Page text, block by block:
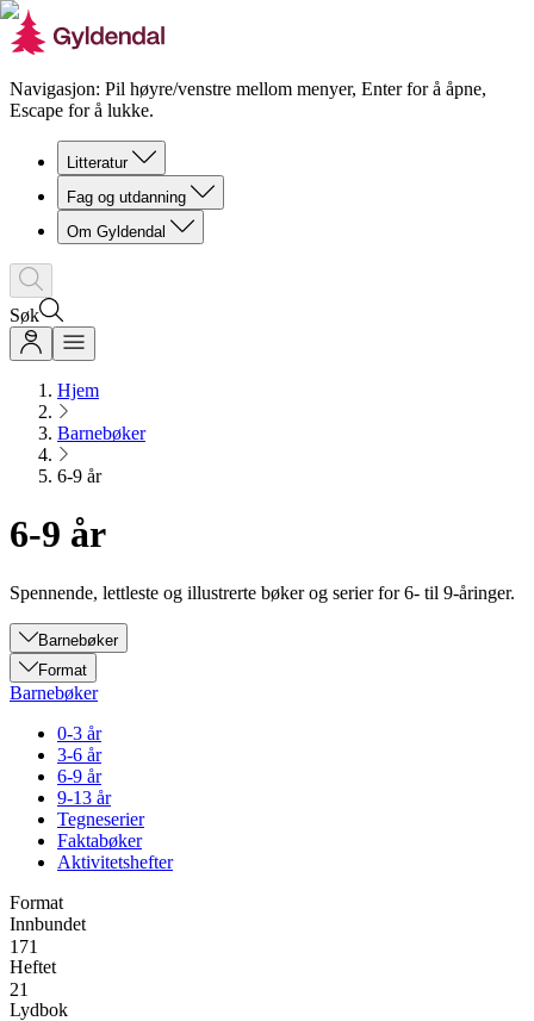
Navigasjon: Pil høyre/venstre mellom menyer, Enter for å åpne,
Escape for å lukke.
Litteratur
Fag og utdanning
Om Gyldendal
Søk
Hjem
Barnebøker
6-9 år
6-9 år
Spennende, lettleste og illustrerte bøker og serier for 6- til 9-åringer.
Barnebøker
Format
Barnebøker
0-3 år
3-6 år
6-9 år
9-13 år
Tegneserier
Faktabøker
Aktivitetshefter
Format
Innbundet
171
Heftet
21
Lydbok